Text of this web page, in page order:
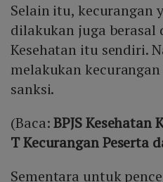
Selain itu, kecurangan
dilakukan juga berasal
Kesehatan itu sendiri.
melakukan
sanksi.
(Baca:BPJS Kesehatan
T Kecurangan Peserta
Sementara untuk